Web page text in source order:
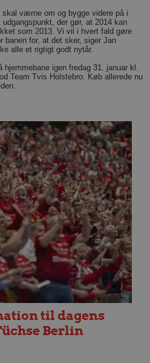
værne om og bygge videre på i
der gør, at 2014 kan
som 2013. Vi vil i hvert fald gøre
banen for, at det sker, siger Jan
alle et rigtigt godt nytår.
hjemmebane igen fredag 31. januar kl.
Team Tvis Holstebro. Køb allerede nu
til dagens
Berlin